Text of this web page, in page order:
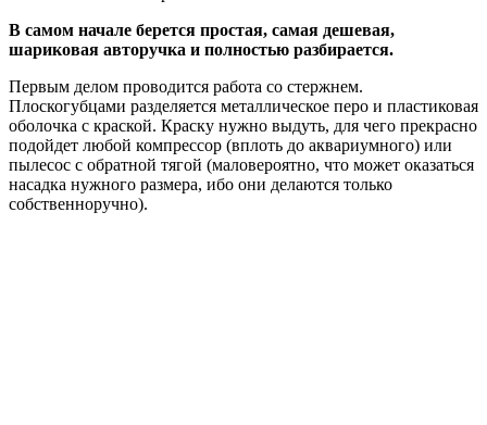
В самом начале берется простая, самая дешевая,
шариковая авторучка и полностью разбирается.
Первым делом проводится работа со стержнем.
Плоскогубцами разделяется металлическое перо и пластиковая
оболочка с краской. Краску нужно выдуть, для чего прекрасно
подойдет любой компрессор (вплоть до аквариумного) или
пылесос с обратной тягой (маловероятно, что может оказаться
насадка нужного размера, ибо они делаются только
собственноручно).